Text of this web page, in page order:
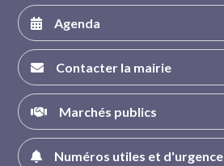
Agenda
Contacter la mairie
Marchés publics
Numéros utiles et d'urgence